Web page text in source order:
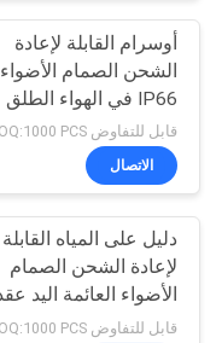
أوسرام القابلة لإعادة
الشحن الصمام الأضواء
IP66 في الهواء الطلق
وظيفة Floatable
قابل للتفاوض MOQ:1000 PCS
الاتصال
دليل على المياه القابلة
لإعادة الشحن الصمام
أجهزة الكمبيوتر كري
قابل للتفاوض MOQ:1000 PCS